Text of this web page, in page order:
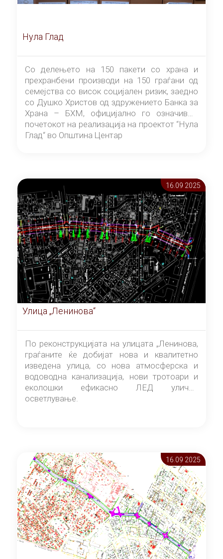
Нула Глад
Со делењето на 150 пакети со храна и
прехранбени производи на 150 граѓани од
семејства со висок социјален ризик, заедно
со Душко Христов од здружението Банка за
Храна – БХМ, официјално го означивме
почетокот на реализација на проектот “Нула
Глад“ во Општина Центар
16.09 2025
Улица „Ленинова“
По реконструкцијата на улицата „Ленинова,
граѓаните ќе добијат нова и квалитетно
изведена улица, со нова атмосферска и
водоводна канализација, нови тротоари и
еколошки ефикасно ЛЕД улично
осветлување.
16.09 2025